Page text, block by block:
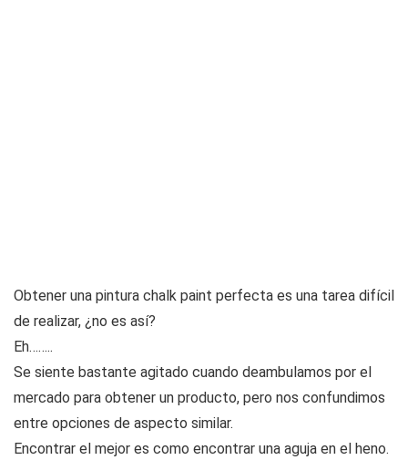
Obtener una pintura chalk paint perfecta es una tarea difícil
de realizar, ¿no es así?
Eh……..
Se siente bastante agitado cuando deambulamos por el
mercado para obtener un producto, pero nos confundimos
entre opciones de aspecto similar.
Encontrar el mejor es como encontrar una aguja en el heno.